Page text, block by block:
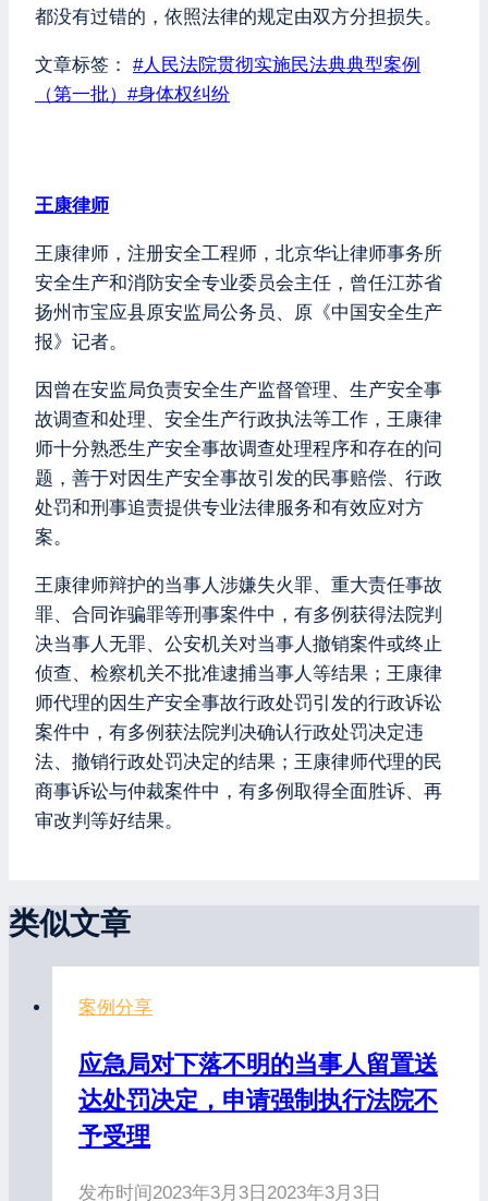
都没有过错的，依照法律的规定由双方分担损失。
文章标签： #人民法院贯彻实施民法典典型案例
（第一批） #身体权纠纷
王康律师
王康律师，注册安全工程师，北京华让律师事务所
安全生产和消防安全专业委员会主任，曾任江苏省
扬州市宝应县原安监局公务员、原《中国安全生产
报》记者。
因曾在安监局负责安全生产监督管理、生产安全事
故调查和处理、安全生产行政执法等工作，王康律
师十分熟悉生产安全事故调查处理程序和存在的问
题，善于对因生产安全事故引发的民事赔偿、行政
处罚和刑事追责提供专业法律服务和有效应对方
案。
王康律师辩护的当事人涉嫌失火罪、重大责任事故
罪、合同诈骗罪等刑事案件中，有多例获得法院判
决当事人无罪、公安机关对当事人撤销案件或终止
侦查、检察机关不批准逮捕当事人等结果；王康律
师代理的因生产安全事故行政处罚引发的行政诉讼
案件中，有多例获法院判决确认行政处罚决定违
法、撤销行政处罚决定的结果；王康律师代理的民
商事诉讼与仲裁案件中，有多例取得全面胜诉、再
审改判等好结果。
类似文章
案例分享
应急局对下落不明的当事人留置送
达处罚决定，申请强制执行法院不
予受理
发布时间2023年3月3日 2023年3月3日